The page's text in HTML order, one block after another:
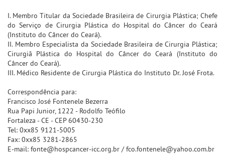
I. Membro Titular da Sociedade Brasileira de Cirurgia Plástica; Chefe
do Serviço de Cirurgia Plástica do Hospital do Câncer do Ceará
(Instituto do Câncer do Ceará).
II. Membro Especialista da Sociedade Brasileira de Cirurgia Plástica;
Cirurgiã Plástica do Hospital do Câncer do Ceará (Instituto do
Câncer do Ceará).
III. Médico Residente de Cirurgia Plástica do Instituto Dr. José Frota.
Correspondência para:
Francisco José Fontenele Bezerra
Rua Papi Junior, 1222 - Rodolfo Teófilo
Fortaleza - CE - CEP 60430-230
Tel: 0xx85 9121-5005
Fax: 0xx85 3281-2865
E-mail: fonte@hospcancer-icc.org.br / fco.fontenele@yahoo.com.br